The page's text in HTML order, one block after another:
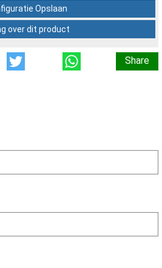
Opslaan
over dit product
Share